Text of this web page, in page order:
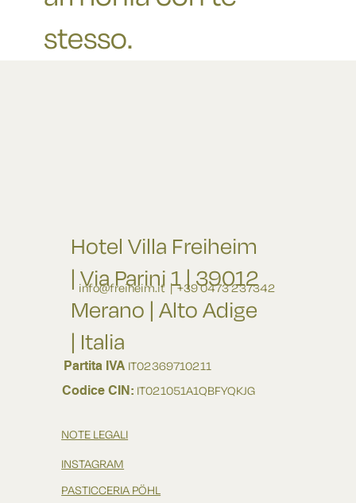
stesso.
Hotel Villa Freiheim
| Via Parini 1 | 39012
Merano | Alto Adige
| Italia
info@freiheim.it| +39 0473 237342
Partita IVA IT02369710211
Codice CIN: IT021051A1QBFYQKJG
NOTE LEGALI
INSTAGRAM
PASTICCERIA PÖHL